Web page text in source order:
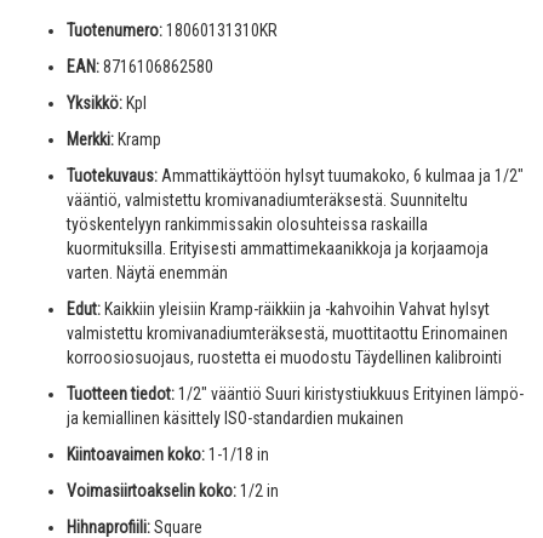
Tuotenumero:18060131310KR
EAN:8716106862580
Yksikkö: Kpl
Merkki: Kramp
Tuotekuvaus:Ammattikäyttöön hylsyt tuumakoko, 6 kulmaa ja 1/2"
vääntiö, valmistettu kromivanadiumteräksestä. Suunniteltu
työskentelyyn rankimmissakin olosuhteissa raskailla
kuormituksilla. Erityisesti ammattimekaanikkoja ja korjaamoja
varten. Näytä enemmän
Edut: Kaikkiin yleisiin Kramp-räikkiin ja -kahvoihin Vahvat hylsyt
valmistettu kromivanadiumteräksestä, muottitaottu Erinomainen
korroosiosuojaus, ruostetta ei muodostu Täydellinen kalibrointi
Tuotteen tiedot:1/2" vääntiö Suuri kiristystiukkuus Erityinen lämpö-
ja kemiallinen käsittely ISO-standardien mukainen
Kiintoavaimen koko:1-1/18 in
Voimasiirtoakselin koko:1/2 in
Hihnaprofiili:Square